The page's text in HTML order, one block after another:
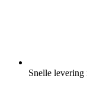
Snelle levering